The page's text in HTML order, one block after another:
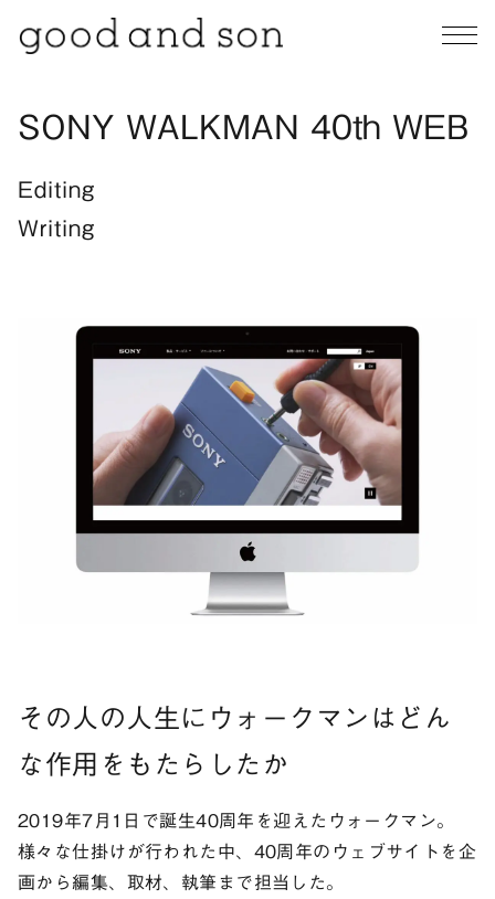
SONY WALKMAN 40th WEB
Editing
Writing
その人の人生にウォークマンはどん
な作用をもたらしたか
2019年7月1日で誕生40周年を迎えたウォークマン。
様々な仕掛けが行われた中、40周年のウェブサイトを企
画から編集、取材、執筆まで担当した。